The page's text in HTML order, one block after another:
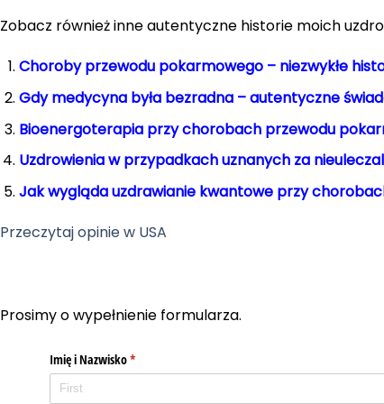
Zobacz również inne autentyczne historie moich
Choroby przewodu pokarmowego – niezwykłe
Gdy medycyna była bezradna – autentyczne
Bioenergoterapia przy chorobach przewodu
Uzdrowienia w przypadkach uznanych za
Jak wygląda uzdrawianie kwantowe przy
Przeczytaj opinie w USA
Prosimy o wypełnienie formularza.
Imię i Nazwisko*
(required)